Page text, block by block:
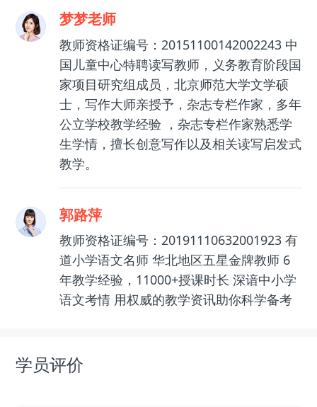
梦梦老师
教师资格证编号：20151100142002243 中
国儿童中心特聘读写教师，义务教育阶段国
家项目研究组成员，北京师范大学文学硕
士，写作大师亲授予，杂志专栏作家，多年
公立学校教学经验 ，杂志专栏作家熟悉学
生学情，擅长创意写作以及相关读写启发式
教学。
郭路萍
教师资格证编号：20191110632001923 有
道小学语文名师 华北地区五星金牌教师 6
年教学经验，11000+授课时长 深谙中小学
语文考情 用权威的教学资讯助你科学备考
学员评价